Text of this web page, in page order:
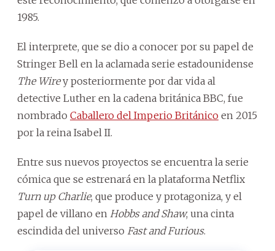
1985.
El interprete, que se dio a conocer por su papel de
Stringer Bell en la aclamada serie estadounidense
The Wirey posteriormente por dar vida al
detective Luther en la cadena británica BBC, fue
nombrado Caballero del Imperio Británico en 2015
por la reina Isabel II.
Entre sus nuevos proyectos se encuentra la serie
cómica que se estrenará en la plataforma Netflix
Turn up Charlie, que produce y protagoniza, y el
papel de villano en Hobbs and Shaw, una cinta
escindida del universo Fast and Furious.